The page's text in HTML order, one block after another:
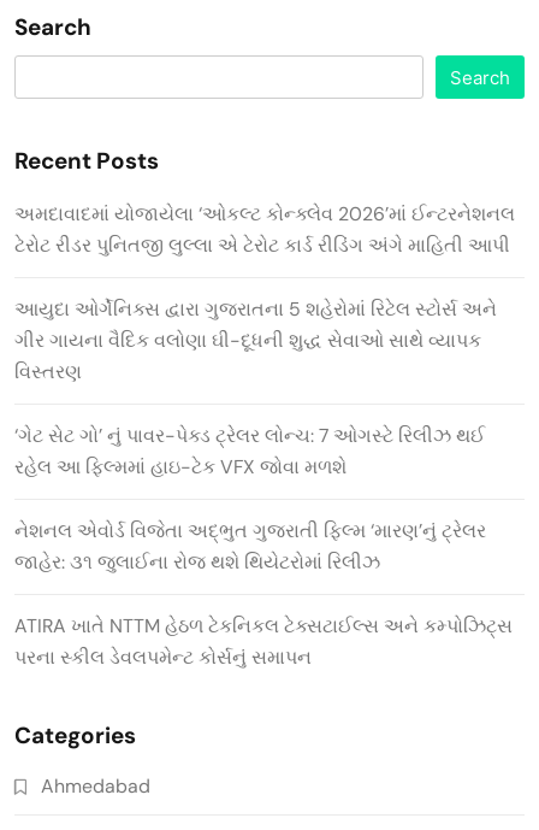
Search
Search
Recent Posts
અમદાવાદમાં યોજાયેલા ‘ઓકલ્ટ કોન્ક્લેવ 2026’માં ઈન્ટરનેશનલ
ટેરોટ રીડર પુનિતજી લુલ્લા એ ટેરોટ કાર્ડ રીડિંગ અંગે માહિતી આપી
આયુદા ઓર્ગેનિક્સ દ્વારા ગુજરાતના 5 શહેરોમાં રિટેલ સ્ટોર્સ અને
ગીર ગાયના વૈદિક વલોણા ઘી-દૂધની શુદ્ધ સેવાઓ સાથે વ્યાપક
વિસ્તરણ
‘ગેટ સેટ ગો’ નું પાવર-પેક્ડ ટ્રેલર લોન્ચ: 7 ઓગસ્ટે રિલીઝ થઈ
રહેલ આ ફિલ્મમાં હાઇ-ટેક VFX જોવા મળશે
નેશનલ એવોર્ડ વિજેતા અદ્ભુત ગુજરાતી ફિલ્મ ‘મારણ’નું ટ્રેલર
જાહેર: ૩૧ જુલાઈના રોજ થશે થિયેટરોમાં રિલીઝ
ATIRA ખાતે NTTM હેઠળ ટેકનિકલ ટેક્સટાઈલ્સ અને કમ્પોઝિટ્સ
પરના સ્કીલ ડેવલપમેન્ટ કોર્સનું સમાપન
Categories
Ahmedabad